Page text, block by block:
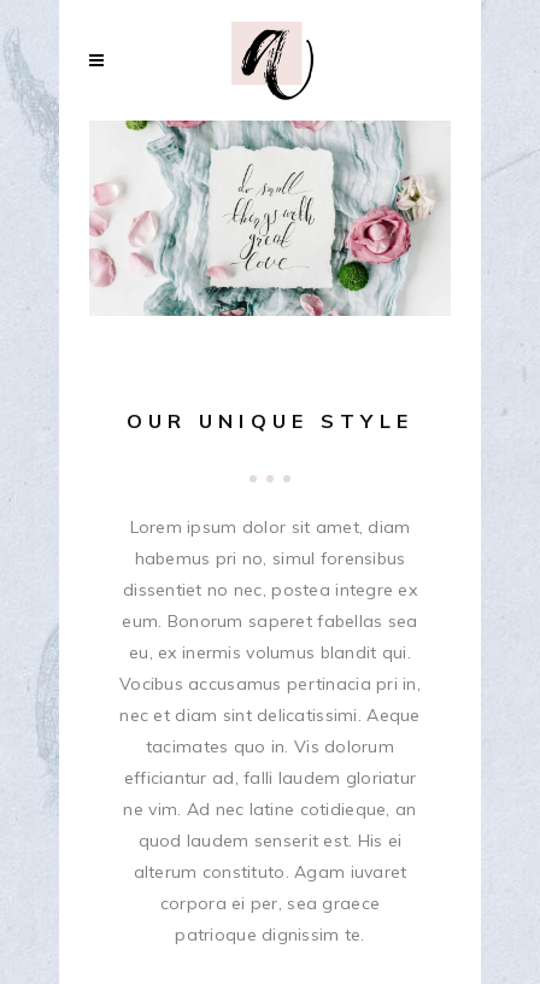
OUR UNIQUE STYLE
Lorem ipsum dolor sit amet, diam
habemus pri no, simul forensibus
dissentiet no nec, postea integre ex
eum. Bonorum saperet fabellas sea
eu, ex inermis volumus blandit qui.
Vocibus accusamus pertinacia pri in,
nec et diam sint delicatissimi. Aeque
tacimates quo in. Vis dolorum
efficiantur ad, falli laudem gloriatur
ne vim. Ad nec latine cotidieque, an
quod laudem senserit est. His ei
alterum constituto. Agam iuvaret
corpora ei per, sea graece
patrioque dignissim te.